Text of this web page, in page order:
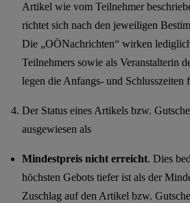
Artikel wie vom Teilnehmer
richtet sich nach den jeweiligen
Die „OÖNachrichten“ wirken
Teilnehmers sowie als Veranstalterin
legen die Anfangs- und Schlusszeiten
Der Status eines Artikels bzw.
ausgewiesen als
Mindestpreis nicht erreicht. Dies
höchsten Gebots tiefer ist als der
Zuschlag auf den Artikel bzw.